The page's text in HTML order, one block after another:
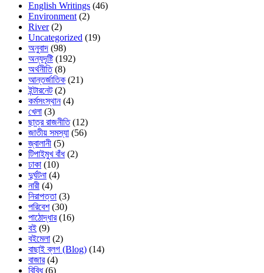
English Writings (46)
Environment (2)
River(2)
Uncategorized (19)
অনুবাদ (98)
অন্যদৃষ্টি(192)
অর্থনীতি(8)
আন্তর্জাতিক (21)
ইন্টারনেট(2)
কর্মসংস্থান(4)
খেলা (3)
ছাত্র রাজনীতি(12)
জাতীয় সমস্যা (56)
জ্বালানী (5)
টিপাইমুখ বাঁধ(2)
ঢাকা (10)
দুর্ঘটনা (4)
নারী (4)
নিরাপত্তা (3)
পরিবেশ(30)
পাঠোদ্ধার(16)
বই (9)
বইমেলা (2)
বাছাই ব্লগ (Blog) (14)
বাজার(4)
বিবিধ(6)